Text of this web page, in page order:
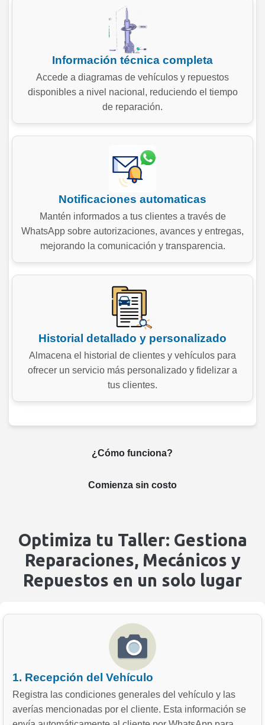
Información técnica completa
Accede a diagramas de vehículos y repuestos
disponibles a nivel nacional, reduciendo el tiempo
de reparación.
Notificaciones automaticas
Mantén informados a tus clientes a través de
WhatsApp sobre autorizaciones, avances y entregas,
mejorando la comunicación y transparencia.
Historial detallado y personalizado
Almacena el historial de clientes y vehículos para
ofrecer un servicio más personalizado y fidelizar a
tus clientes.
¿Cómo funciona?
Comienza sin costo
Optimiza tu Taller: Gestiona
Reparaciones, Mecánicos y
Repuestos en un solo lugar
1. Recepción del Vehículo
Registra las condiciones generales del vehículo y las
averías mencionadas por el cliente. Esta información se